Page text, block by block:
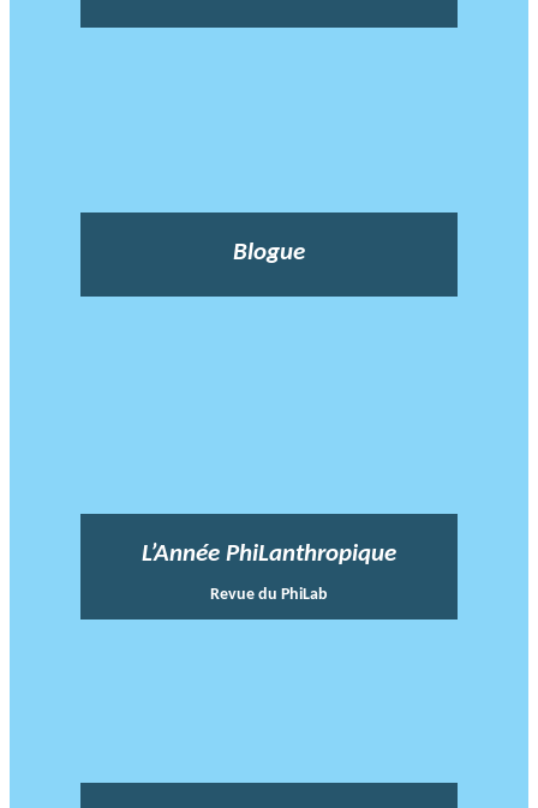
Blogue
L’Année PhiLanthropique
Revue du PhiLab